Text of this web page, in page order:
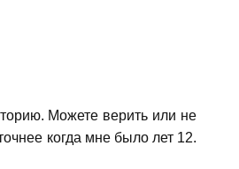
Можете верить или не
когда мне было лет 12.